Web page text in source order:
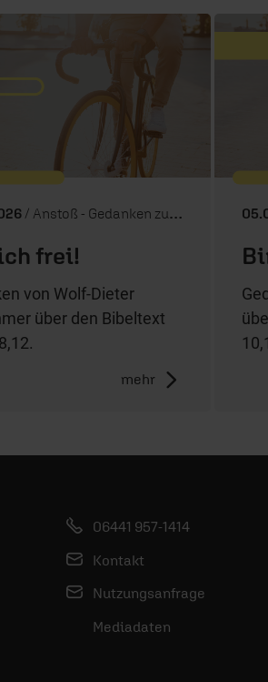
/ Anstoß - Gedanken zum Tag
frei!
von Wolf-Dieter
über den Bibeltext
mehr
06441 957-1414
Kontakt
Nutzungsanfrage
Mediadaten